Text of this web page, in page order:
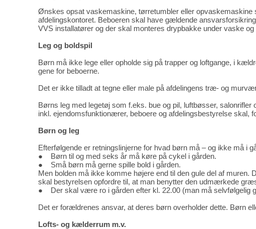
Ønskes opsat vaskemaskine, tørretumbler eller
afdelingskontoret. Beboeren skal have gældende
VVS installatører og der skal monteres drypbakke under vaske
Leg og boldspil
Børn må ikke lege eller opholde sig på trapper og loftgange, i
gene for beboerne.
Det er ikke tilladt at tegne eller male på afdelingens træ- og
Børns leg med legetøj som f.eks. bue og pil, luftbøsser,
inkl. ejendomsfunktionærer, beboere og afdelingsbestyrelse skal,
Børn og leg
Efterfølgende er retningslinjerne for hvad børn må – og ikke må i
● Børn til og med seks år må køre på cykel i gården.
● Små børn må gerne spille bold i gården.
Men bolden må ikke komme højere end til den gule del af
skal bestyrelsen opfordre til, at man benytter den udmærkede
● Der skal være ro i gården efter kl. 22.00 (man må selvfølgelig
Det er forældrenes ansvar, at deres børn overholder dette. Børn
Lofts- og kælderrum m.v.